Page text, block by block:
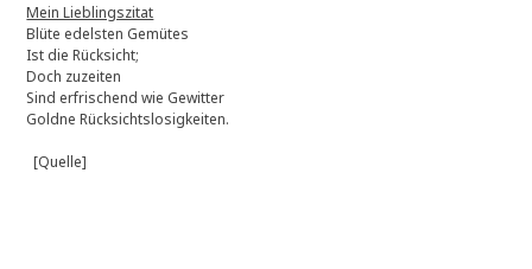
Mein Lieblingszitat
Blüte edelsten Gemütes
Ist die Rücksicht;
Doch zuzeiten
Sind erfrischend wie Gewitter
Goldne Rücksichtslosigkeiten.
[Quelle]